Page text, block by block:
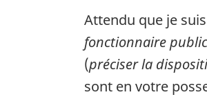
Attendu que je
fonctionnaire public
(préciser la
sont en votre